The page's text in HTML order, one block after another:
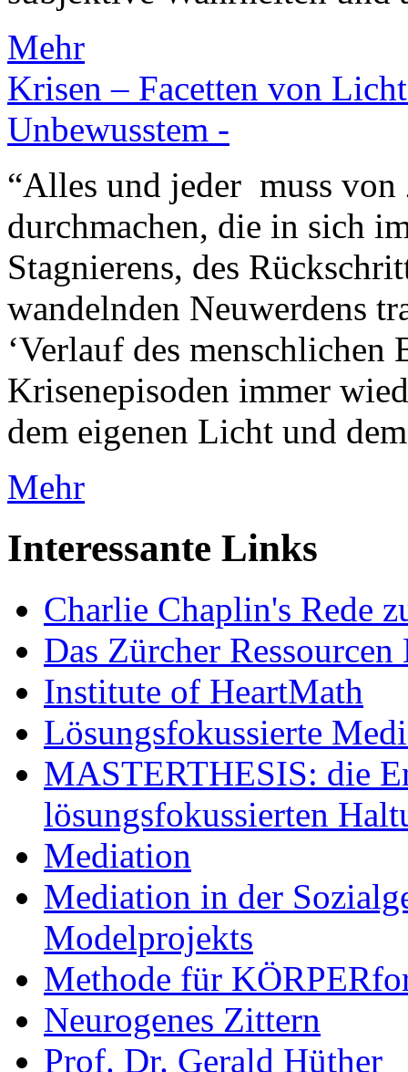
Mehr
Krisen – Facetten von
Unbewusstem -
“Alles und jeder muss
durchmachen, die in sich
Stagnierens, des
wandelnden Neuwerdens
‘Verlauf des
Krisenepisoden immer
dem eigenen Licht und
Mehr
Interessante Links
Charlie Chaplin's Rede
Das Zürcher
Institute of HeartMath
Lösungsfokussierte
MASTERTHESIS: die
lösungsfokussierten
Mediation
Mediation in der
Modelprojekts
Methode für
Neurogenes Zittern
Prof. Dr. Gerald Hüther